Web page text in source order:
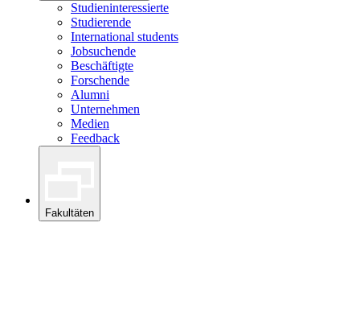
Studieninteressierte
Studierende
International students
Jobsuchende
Beschäftigte
Forschende
Alumni
Unternehmen
Medien
Feedback
Fakultäten